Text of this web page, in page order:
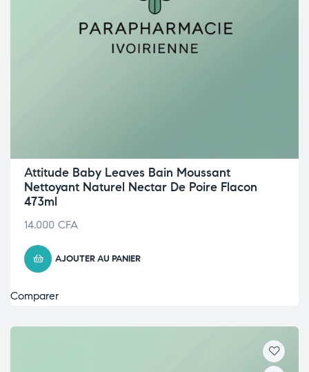
Attitude Baby Leaves Bain Moussant
Nettoyant Naturel Nectar De Poire Flacon
473ml
14.000 CFA
AJOUTER AU PANIER
Comparer